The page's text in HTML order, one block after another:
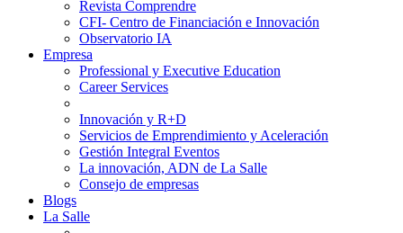
Revista Comprendre
CFI- Centro de Financiación e Innovación
Observatorio IA
Empresa
Professional y Executive Education
Career Services
Innovación y R+D
Servicios de Emprendimiento y Aceleración
Gestión Integral Eventos
La innovación, ADN de La Salle
Consejo de empresas
Blogs
La Salle